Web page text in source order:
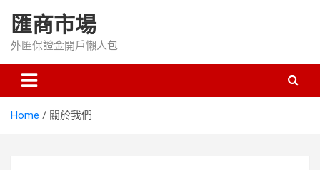
content
匯商市場
外匯保證金開戶懶人包
Home 關於我們